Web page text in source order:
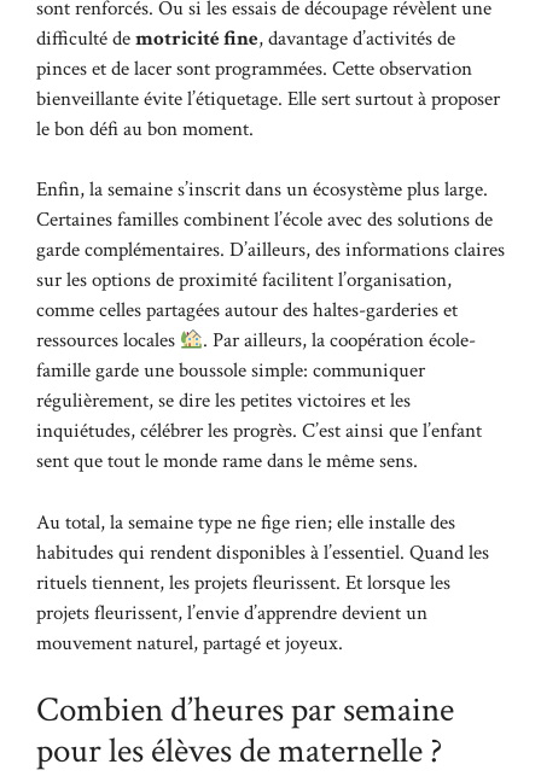
sont renforcés. Ou si les essais de découpage révèlent une
difficulté demotricité fine, davantage d’activités de
pinces et de lacer sont programmées. Cette observation
bienveillante évite l’étiquetage. Elle sert surtout à proposer
le bon défi au bon moment.
Enfin, la semaine s’inscrit dans un écosystème plus large.
Certaines familles combinent l’école avec des solutions de
garde complémentaires. D’ailleurs, des informations claires
sur les options de proximité facilitent l’organisation,
comme celles partagées autour deshaltes-garderies et
ressources locales
. Par ailleurs, la coopération école-
famille garde une boussole simple: communiquer
régulièrement, se dire les petites victoires et les
inquiétudes, célébrer les progrès. C’est ainsi que l’enfant
sent que tout le monde rame dans le même sens.
Au total, la semaine type ne fige rien; elle installe des
habitudes qui rendent disponibles à l’essentiel. Quand les
rituels tiennent, les projets fleurissent. Et lorsque les
projets fleurissent, l’envie d’apprendre devient un
mouvement naturel, partagé et joyeux.
Combien d’heures par semaine
pour les élèves de maternelle ?